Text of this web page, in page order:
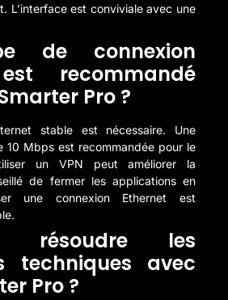
L’interface est conviviale avec une
de connexion
recommandé
Pro ?
stable est nécessaire. Une
10 Mbps est recommandée pour le
un VPN peut améliorer la
de fermer les applications en
une connexion Ethernet est
résoudre les
techniques avec
Pro ?